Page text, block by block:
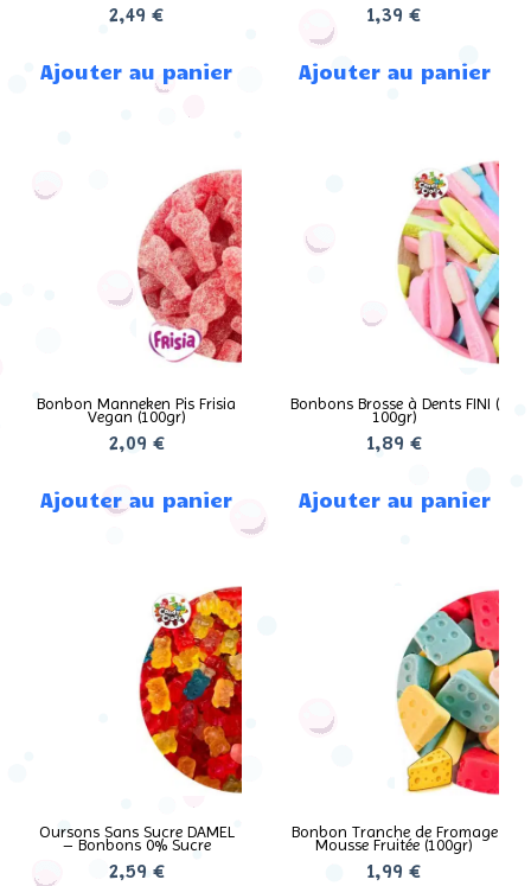
2,49€
Ajouter au panier
1,39€
Ajouter au panier
Bonbon Manneken Pis Frisia
Vegan (100gr)
2,09 €
Ajouter au panier
Bonbons Brosse à Dents FINI (
100gr)
1,89 €
Ajouter au panier
Oursons Sans Sucre DAMEL
– Bonbons 0% Sucre
2,59 €
Bonbon Tranche de Fromage
Mousse Fruitée (100gr)
1,99€